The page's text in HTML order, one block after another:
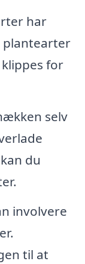
har
plantearter
for
selv
du
involvere
til at